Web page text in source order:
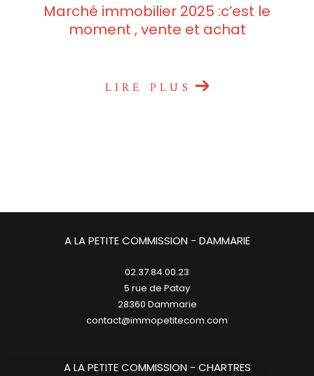
Marché immobilier 2025 :c’est le
moment , vente et achat
LIRE PLUS
A LA PETITE COMMISSION - CHARTRES
A LA PETITE COMMISSION - DAMMARIE
02.37.84.00.23
5 rue de Patay
28360
dammarie
contact@immopetitecom.com